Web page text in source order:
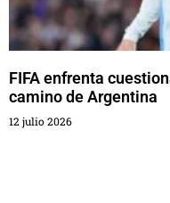
FIFA enfrenta
camino de Argentina
12 julio 2026